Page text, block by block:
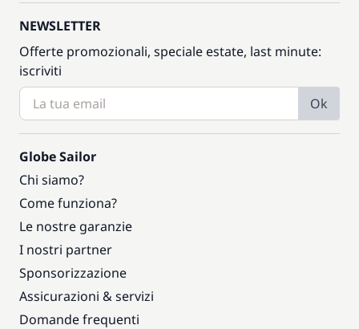
NEWSLETTER
Offerte promozionali, speciale estate, last minute:
iscriviti
Ok
Globe Sailor
Chi siamo?
Come funziona?
Le nostre garanzie
I nostri partner
Sponsorizzazione
Assicurazioni & servizi
Domande frequenti